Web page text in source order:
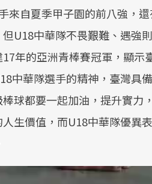
來自夏季甲子園的前八強，
U18中華隊不畏艱難、遇強
年的亞洲青棒賽冠軍，顯
中華隊選手的精神，臺灣具
球都要一起加油，提升實力
生價值，而U18中華隊優異